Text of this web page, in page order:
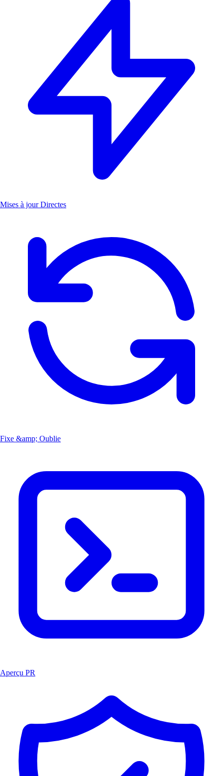
Mises à jour Directes
Fixe &amp; Oublie
Aperçu PR